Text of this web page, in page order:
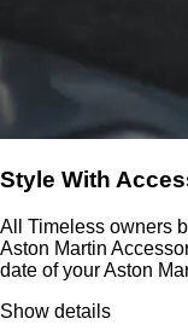
Style With
All Timeless owners
Aston Martin
date of your Aston
Show details